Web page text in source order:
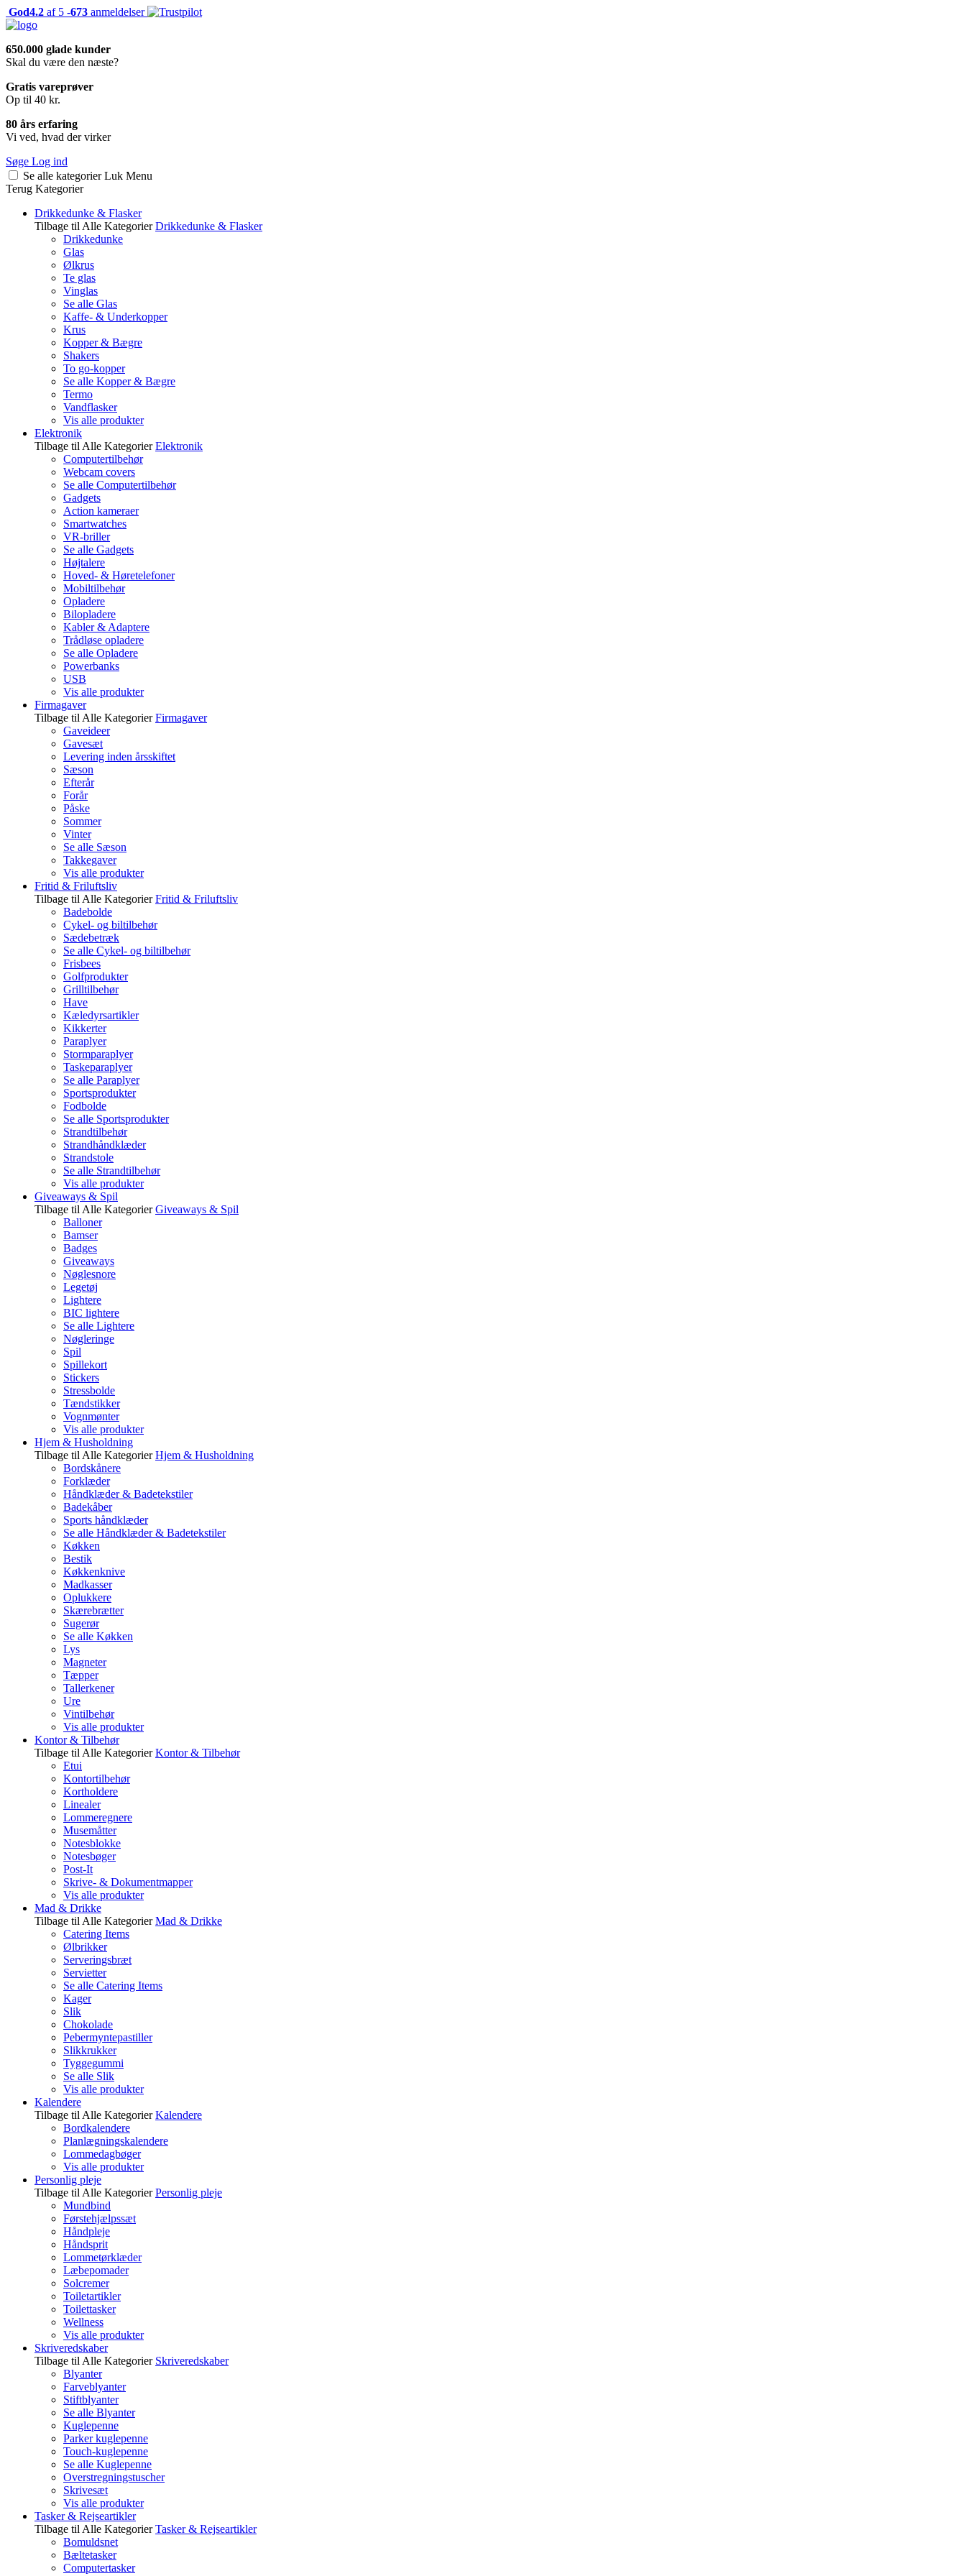
God4.2 af 5 -673 anmeldelser
650.000 glade kunder
Skal du være den næste?
Gratis vareprøver
Op til 40 kr.
80 års erfaring
Vi ved, hvad der virker
Søge Log ind
Se alle kategorier Luk Menu
Terug Kategorier
Drikkedunke & Flasker
Tilbage til Alle Kategorier Drikkedunke & Flasker
Drikkedunke
Glas
Ølkrus
Te glas
Vinglas
Se alle Glas
Kaffe- & Underkopper
Krus
Kopper & Bægre
Shakers
To go-kopper
Se alle Kopper & Bægre
Termo
Vandflasker
Vis alle produkter
Elektronik
Tilbage til Alle Kategorier Elektronik
Computertilbehør
Webcam covers
Se alle Computertilbehør
Gadgets
Action kameraer
Smartwatches
VR-briller
Se alle Gadgets
Højtalere
Hoved- & Høretelefoner
Mobiltilbehør
Opladere
Bilopladere
Kabler & Adaptere
Trådløse opladere
Se alle Opladere
Powerbanks
USB
Vis alle produkter
Firmagaver
Tilbage til Alle Kategorier Firmagaver
Gaveideer
Gavesæt
Levering inden årsskiftet
Sæson
Efterår
Forår
Påske
Sommer
Vinter
Se alle Sæson
Takkegaver
Vis alle produkter
Fritid & Friluftsliv
Tilbage til Alle Kategorier Fritid & Friluftsliv
Badebolde
Cykel- og biltilbehør
Sædebetræk
Se alle Cykel- og biltilbehør
Frisbees
Golfprodukter
Grilltilbehør
Have
Kæledyrsartikler
Kikkerter
Paraplyer
Stormparaplyer
Taskeparaplyer
Se alle Paraplyer
Sportsprodukter
Fodbolde
Se alle Sportsprodukter
Strandtilbehør
Strandhåndklæder
Strandstole
Se alle Strandtilbehør
Vis alle produkter
Giveaways & Spil
Tilbage til Alle Kategorier Giveaways & Spil
Balloner
Bamser
Badges
Giveaways
Nøglesnore
Legetøj
Lightere
BIC lightere
Se alle Lightere
Nøgleringe
Spil
Spillekort
Stickers
Stressbolde
Tændstikker
Vognmønter
Vis alle produkter
Hjem & Husholdning
Tilbage til Alle Kategorier Hjem & Husholdning
Bordskånere
Forklæder
Håndklæder & Badetekstiler
Badekåber
Sports håndklæder
Se alle Håndklæder & Badetekstiler
Køkken
Bestik
Køkkenknive
Madkasser
Oplukkere
Skærebrætter
Sugerør
Se alle Køkken
Lys
Magneter
Tæpper
Tallerkener
Ure
Vintilbehør
Vis alle produkter
Kontor & Tilbehør
Tilbage til Alle Kategorier Kontor & Tilbehør
Etui
Kontortilbehør
Kortholdere
Linealer
Lommeregnere
Musemåtter
Notesblokke
Notesbøger
Post-It
Skrive- & Dokumentmapper
Vis alle produkter
Mad & Drikke
Tilbage til Alle Kategorier Mad & Drikke
Catering Items
Ølbrikker
Serveringsbræt
Servietter
Se alle Catering Items
Kager
Slik
Chokolade
Pebermyntepastiller
Slikkrukker
Tyggegummi
Se alle Slik
Vis alle produkter
Kalendere
Tilbage til Alle Kategorier Kalendere
Bordkalendere
Planlægningskalendere
Lommedagbøger
Vis alle produkter
Personlig pleje
Tilbage til Alle Kategorier Personlig pleje
Mundbind
Førstehjælpssæt
Håndpleje
Håndsprit
Lommetørklæder
Læbepomader
Solcremer
Toiletartikler
Toilettasker
Wellness
Vis alle produkter
Skriveredskaber
Tilbage til Alle Kategorier Skriveredskaber
Blyanter
Farveblyanter
Stiftblyanter
Se alle Blyanter
Kuglepenne
Parker kuglepenne
Touch-kuglepenne
Se alle Kuglepenne
Overstregningstuscher
Skrivesæt
Vis alle produkter
Tasker & Rejseartikler
Tilbage til Alle Kategorier Tasker & Rejseartikler
Bomuldsnet
Bæltetasker
Computertasker